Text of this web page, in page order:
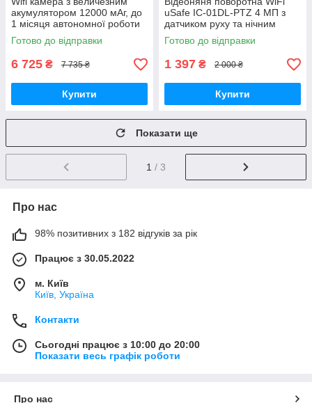
акумулятором 12000 мАг, до
1 місяця автономної роботи
Nectronix ZC-PC206, вулична,
із записом (біла)
Готово до відправки
6 725 ₴ 7 735 ₴
Купити
uSafe IC-01DL-PTZ 4 МП з
датчиком руху та нічним
підсвічуванням для
відеоспостереження
Готово до відправки
1 397 ₴ 2 000 ₴
Купити
Показати ще
1 / 3
Про нас
98% позитивних з 182 відгуків за рік
Працює з 30.05.2022
м. Київ
Київ, Україна
Контакти
Сьогодні працює з 10:00 до 20:00
Показати весь графік роботи
Про нас